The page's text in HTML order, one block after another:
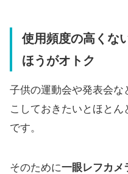
使用頻度の高くな
ほうがオトク
子供の運動会や発表会な
こしておきたいとほと
です。
そのために一眼レフカメ